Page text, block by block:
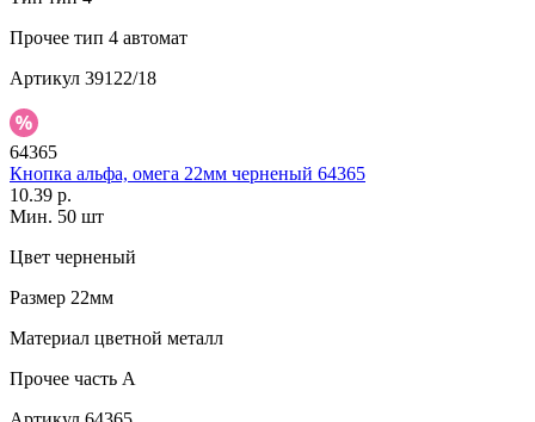
Прочее тип 4 автомат
Артикул 39122/18
64365
Кнопка альфа, омега 22мм черненый 64365
10.39 р.
Мин. 50 шт
Цвет черненый
Размер 22мм
Материал цветной металл
Прочее часть A